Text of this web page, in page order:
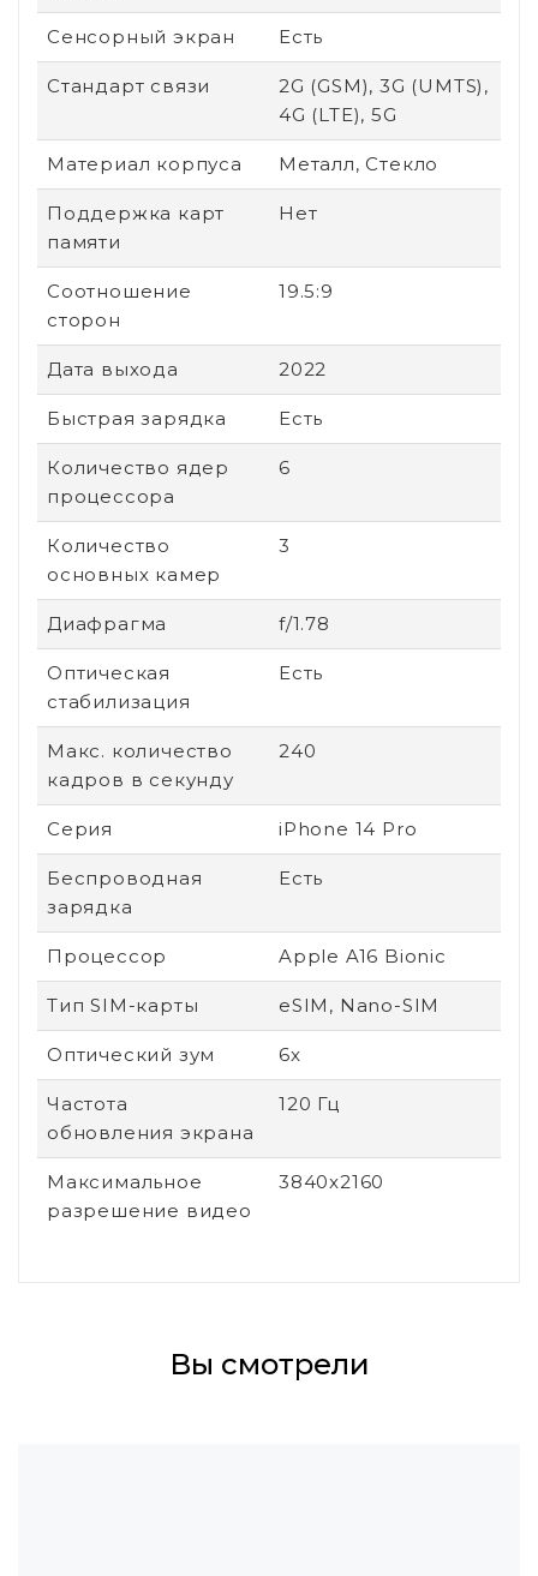
Сенсорный экран Есть
Стандарт связи
2G (GSM), 3G (UMTS),
4G (LTE), 5G
Материал корпуса Металл, Стекло
Поддержка карт
памяти
Нет
Соотношение
сторон
19.5:9
Дата выхода 2022
Быстрая зарядка Есть
Количество ядер
процессора
6
Количество
основных камер
3
Диафрагма f/1.78
Оптическая
стабилизация
Есть
Макс. количество
кадров в секунду
240
Серия iPhone 14 Pro
Беспроводная
зарядка
Есть
Процессор Apple A16 Bionic
Тип SIM-карты eSIM, Nano-SIM
Оптический зум 6x
Частота
обновления экрана
120 Гц
Максимальное
разрешение видео
3840x2160
Вы смотрели